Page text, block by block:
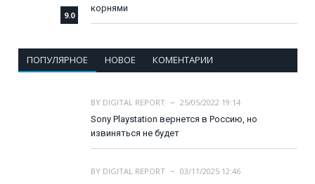
9.0
корнями
ПОПУЛЯРНОЕ НОВОЕ КОМЕНТАРИИ
BY DIGITAL REPORT
25/05/2022 19:14
Sony Playstation вернется в Россию, но
извиняться не будет
BY DIGITAL REPORT
03/11/2025 12:46